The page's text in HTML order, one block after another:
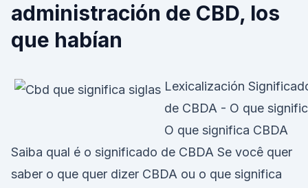
administración de CBD, los
que habían
Lexicalización
de CBDA - O que
O que significa CBDA
Saiba qual é o significado de CBDA Se você quer
saber o que quer dizer CBDA ou o que significa